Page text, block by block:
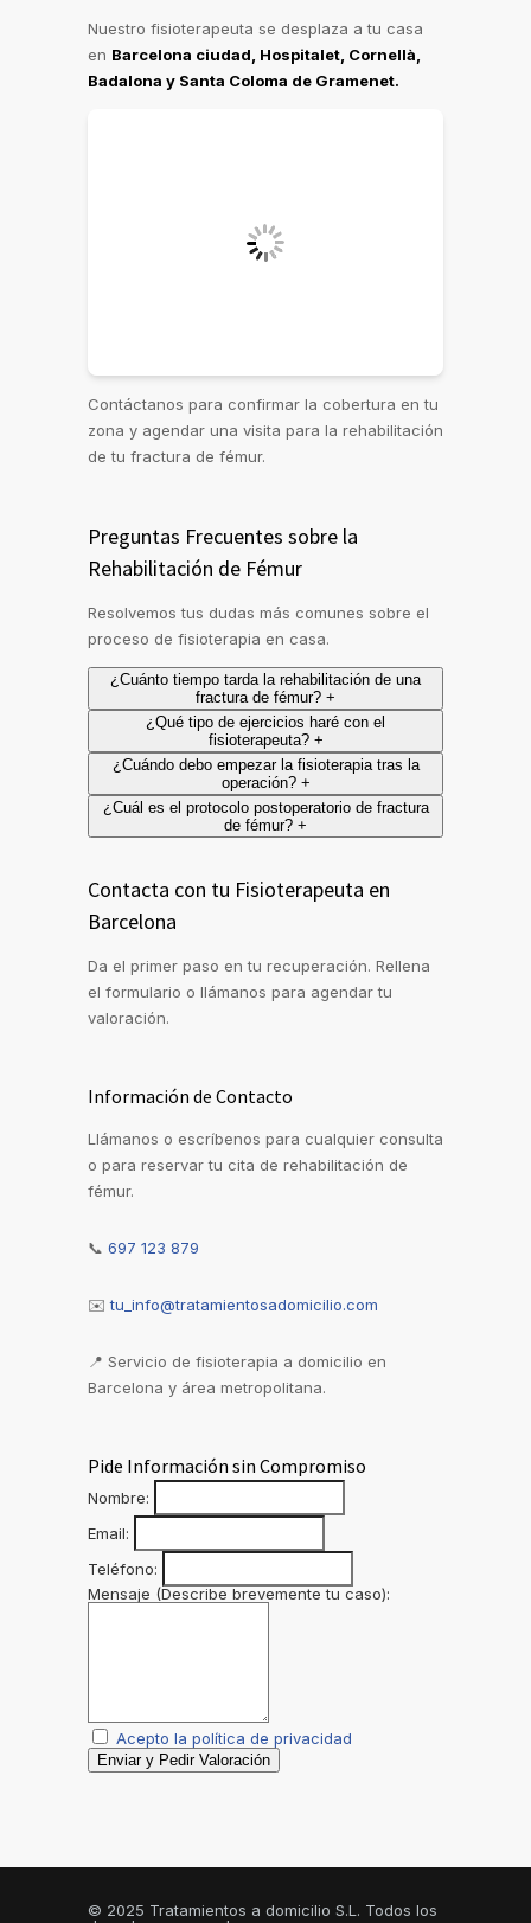
Nuestro fisioterapeuta se desplaza a tu casa
en Barcelona ciudad, Hospitalet, Cornellà,
Badalona y Santa Coloma de Gramenet.
Contáctanos para confirmar la cobertura en tu
zona y agendar una visita para la rehabilitación
de tu fractura de fémur.
Preguntas Frecuentes sobre la
Rehabilitación de Fémur
Resolvemos tus dudas más comunes sobre el
proceso de fisioterapia en casa.
¿Cuánto tiempo tarda la rehabilitación de una
fractura de fémur? +
¿Qué tipo de ejercicios haré con el
fisioterapeuta? +
¿Cuándo debo empezar la fisioterapia tras la
operación? +
¿Cuál es el protocolo postoperatorio de fractura
de fémur? +
Contacta con tu Fisioterapeuta en
Barcelona
Da el primer paso en tu recuperación. Rellena
el formulario o llámanos para agendar tu
valoración.
Información de Contacto
Llámanos o escríbenos para cualquier consulta
o para reservar tu cita de rehabilitación de
fémur.
📞 697 123 879
✉️ tu_info@tratamientosadomicilio.com
📍 Servicio de fisioterapia a domicilio en
Barcelona y área metropolitana.
Pide Información sin Compromiso
Nombre:
Email:
Teléfono:
Mensaje (Describe brevemente tu caso):
Acepto la política de privacidad
Enviar y Pedir Valoración
© 2025 Tratamientos a domicilio S.L. Todos los